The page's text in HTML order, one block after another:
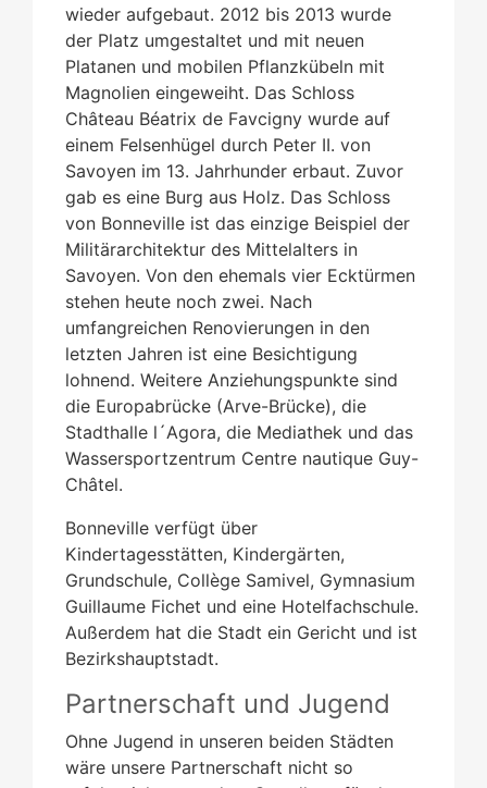
wieder aufgebaut. 2012 bis 2013 wurde
der Platz umgestaltet und mit neuen
Platanen und mobilen Pflanzkübeln mit
Magnolien eingeweiht. Das Schloss
Château Béatrix de Favcigny wurde auf
einem Felsenhügel durch Peter II. von
Savoyen im 13. Jahrhunder erbaut. Zuvor
gab es eine Burg aus Holz. Das Schloss
von Bonneville ist das einzige Beispiel der
Militärarchitektur des Mittelalters in
Savoyen. Von den ehemals vier Ecktürmen
stehen heute noch zwei. Nach
umfangreichen Renovierungen in den
letzten Jahren ist eine Besichtigung
lohnend. Weitere Anziehungspunkte sind
die Europabrücke (Arve-Brücke), die
Stadthalle l´Agora, die Mediathek und das
Wassersportzentrum Centre nautique Guy-
Châtel.
Bonneville verfügt über
Kindertagesstätten, Kindergärten,
Grundschule, Collège Samivel, Gymnasium
Guillaume Fichet und eine Hotelfachschule.
Außerdem hat die Stadt ein Gericht und ist
Bezirkshauptstadt.
Partnerschaft und Jugend
Ohne Jugend in unseren beiden Städten
wäre unsere Partnerschaft nicht so